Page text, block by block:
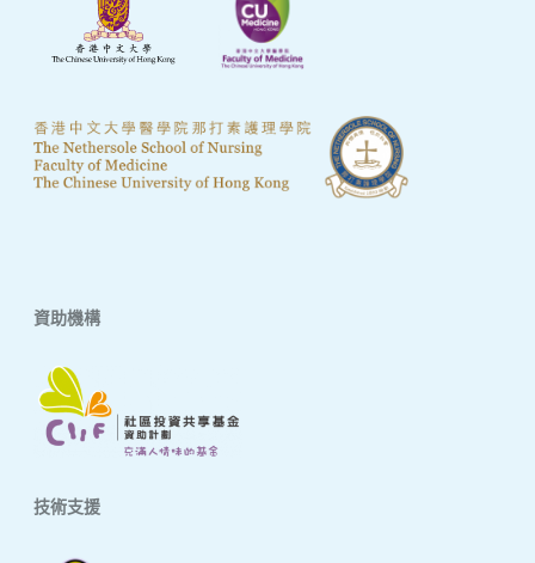
資助機構
技術支援